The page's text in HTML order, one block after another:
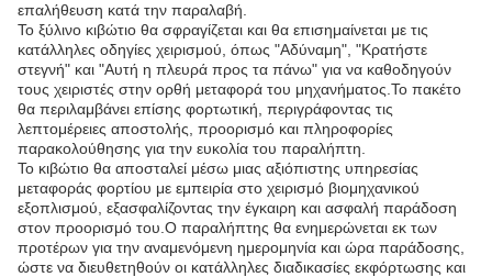
επαλήθευση κατά την παραλαβή.
Το ξύλινο κιβώτιο θα σφραγίζεται και θα επισημαίνεται με τις
κατάλληλες οδηγίες χειρισμού, όπως "Αδύναμη", "Κρατήστε
στεγνή" και "Αυτή η πλευρά προς τα πάνω" για να καθοδηγούν
τους χειριστές στην ορθή μεταφορά του μηχανήματος.Το πακέτο
θα περιλαμβάνει επίσης φορτωτική, περιγράφοντας τις
λεπτομέρειες αποστολής, προορισμό και πληροφορίες
παρακολούθησης για την ευκολία του παραλήπτη.
Το κιβώτιο θα αποσταλεί μέσω μιας αξιόπιστης υπηρεσίας
μεταφοράς φορτίου με εμπειρία στο χειρισμό βιομηχανικού
εξοπλισμού, εξασφαλίζοντας την έγκαιρη και ασφαλή παράδοση
στον προορισμό του.Ο παραλήπτης θα ενημερώνεται εκ των
προτέρων για την αναμενόμενη ημερομηνία και ώρα παράδοσης,
ώστε να διευθετηθούν οι κατάλληλες διαδικασίες εκφόρτωσης και